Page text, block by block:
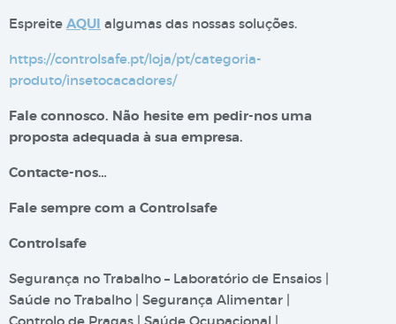
Espreite AQUI algumas das nossas soluções.
https://controlsafe.pt/loja/pt/categoria-
produto/insetocacadores/
Fale connosco. Não hesite em pedir-nos uma
proposta adequada à sua empresa.
Contacte-nos…
Fale sempre com a Controlsafe
Controlsafe
Segurança no Trabalho – Laboratório de Ensaios |
Saúde no Trabalho | Segurança Alimentar |